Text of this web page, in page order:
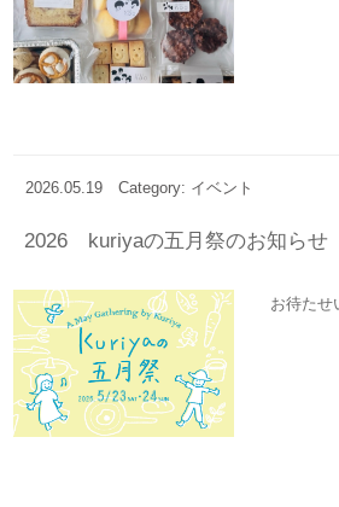
2026.05.19 Category: イベント
2026 kuriyaの五月祭のお知らせ
お待たせ